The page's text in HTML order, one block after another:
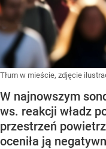
Tłum w mieście, zdjęcie
W najnowszym
ws. reakcji władz
przestrzeń
oceniła ją